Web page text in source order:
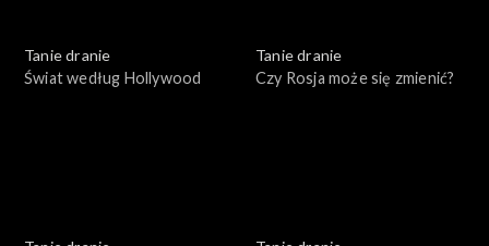
Tanie dranie
Świat według Hollywood
Tanie dranie
Czy Rosja może się zmienić?